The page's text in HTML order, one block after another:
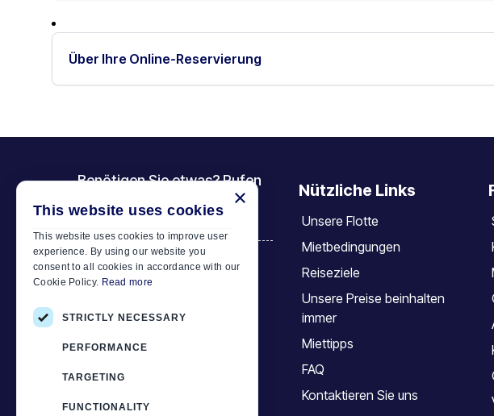
Über Ihre Online-Reservierung
Benötigen Sie etwas? Rufen
Sie uns an
+30 6944 833 391
Car Motor Plan
Hersonissos, 70014 Crete, Greece
Nützliche Links
Unsere Flotte
Mietbedingungen
Reiseziele
Unsere Preise beinhalten
immer
Miettipps
FAQ
Kontaktieren Sie uns
×
This website uses cookies
This website uses cookies to improve user
experience. By using our website you
consent to all cookies in accordance with our
Cookie Policy. Read more
STRICTLY NECESSARY
PERFORMANCE
TARGETING
FUNCTIONALITY